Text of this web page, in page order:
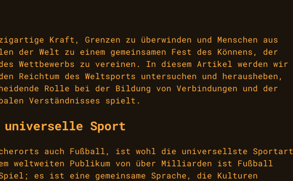
Kraft, Grenzen zu überwinden und Menschen aus
der Welt zu einem gemeinsamen Fest des Könnens, der
Wettbewerbs zu vereinen. In diesem Artikel werden wir
Reichtum des Weltsports untersuchen und herausheben,
Rolle bei der Bildung von Verbindungen und der
Verständnisses spielt.
Sport
auch Fußball, ist wohl die universellste Sportart
weltweiten Publikum von über Milliarden ist Fußball
es ist eine gemeinsame Sprache, die Kulturen